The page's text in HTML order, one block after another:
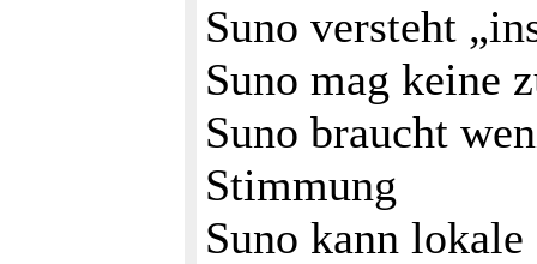
Suno versteht
Suno mag keine
Suno braucht
Stimmung
Suno kann